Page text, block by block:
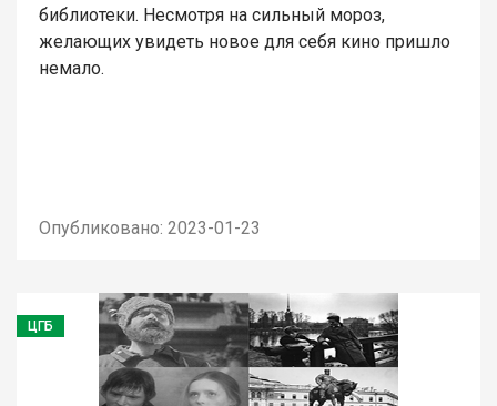
библиотеки. Несмотря на сильный мороз,
желающих увидеть новое для себя кино пришло
немало.
Опубликовано: 2023-01-23
ЦГБ